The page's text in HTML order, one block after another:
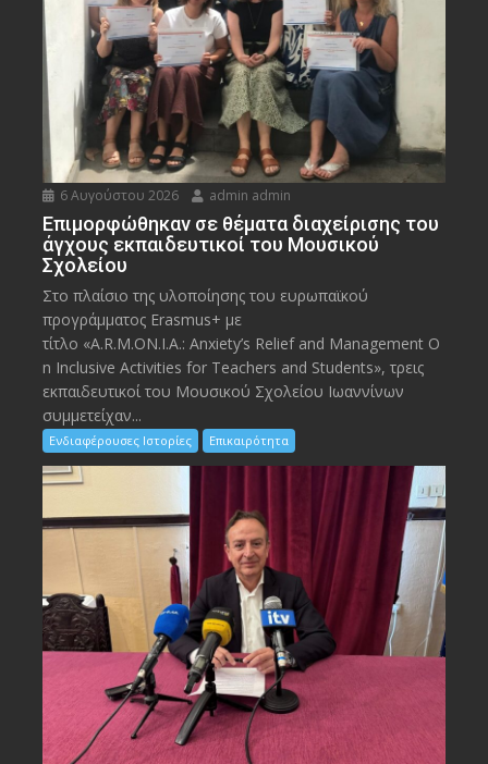
6 Αυγούστου 2026 admin admin
Eπιμορφώθηκαν σε θέματα διαχείρισης του
άγχους εκπαιδευτικοί του Μουσικού
Σχολείου
Στο πλαίσιο της υλοποίησης του ευρωπαϊκού
προγράμματος Erasmus+ με
τίτλο «A.R.M.ON.I.A.: Anxiety’s Relief and Management O
n Inclusive Activities for Teachers and Students», τρεις
εκπαιδευτικοί του Μουσικού Σχολείου Ιωαννίνων
συμμετείχαν...
Ενδιαφέρουσες Ιστορίες Επικαιρότητα